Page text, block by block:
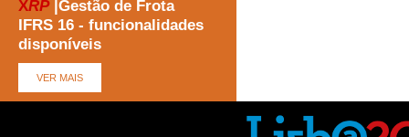
XRP|Gestão de Frota
IFRS 16 - funcionalidades
disponíveis